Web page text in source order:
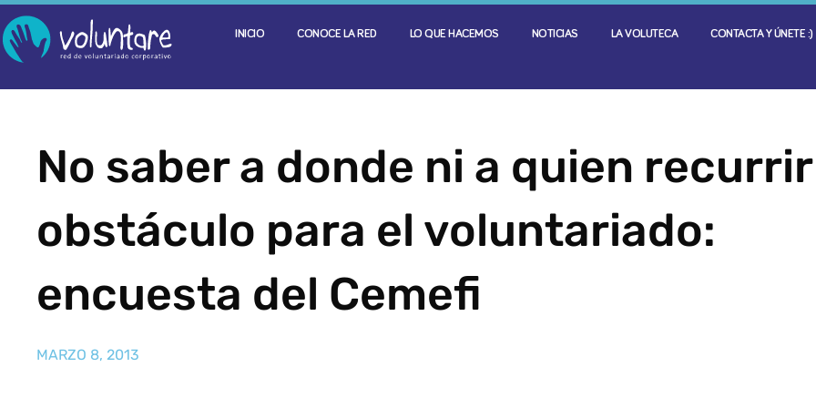
INICIO CONOCE LA RED LO QUE HACEMOS NOTICIAS LA VOLUTECA CONTACTA Y ÚNETE :)
No saber a donde ni a quien
obstáculo para el voluntariado:
encuesta del Cemefi
MARZO 8, 2013